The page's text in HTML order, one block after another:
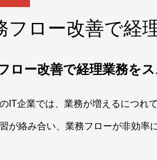
フロー改善で経
ロー改善で経理業務を
IT企業では、業務が増えるにつれ
が絡み合い、業務フローが非効率